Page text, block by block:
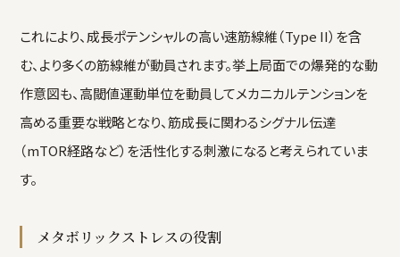
これにより、成長ポテンシャルの高い速筋線維（Type II）を含
む、より多くの筋線維が動員されます。挙上局面での爆発的な動
作意図も、高閾値運動単位を動員してメカニカルテンションを
高める重要な戦略となり、筋成長に関わるシグナル伝達
（mTOR経路など）を活性化する刺激になると考えられていま
す。
メタボリックストレスの役割